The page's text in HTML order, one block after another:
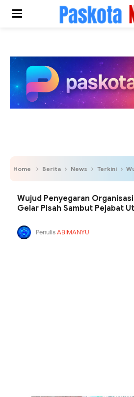
Home Berita News Terkini Wujud
Wujud Penyegaran
Gelar Pisah Sambut Pejabat
PenulisABIMANYU